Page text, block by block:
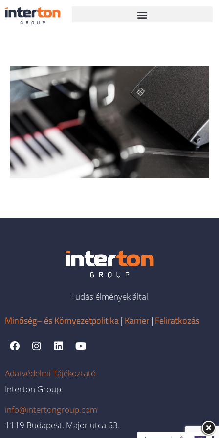
Tudás élmények által
Minőség– és Környezetpolitika| Karrier| Feliratkozás
Adatvédelmi Tájékoztató
Interton Group
info@intertongroup.com
1119 Budapest, Major utca 63.